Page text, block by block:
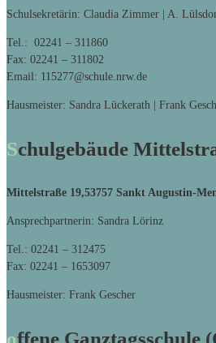
Schulsekretärin: Claudia Zimmer | A.
Tel.: 02241 – 311860
Fax: 02241 – 311802
Email: 115277@schule.nrw.de
Hausmeister: Sandra Lückerath | Frank
Schulgebäude
Mittelstraße 19,53757 Sankt Augustin-
Ansprechpartnerin: Sandra Lörinz
Tel.: 02241 – 312475
Fax: 02241 – 1653097
Hausmeister: Frank Gescher
offene Ganztagsschule